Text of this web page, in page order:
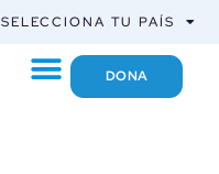
SELECCIONA TU PAÍS
DONA